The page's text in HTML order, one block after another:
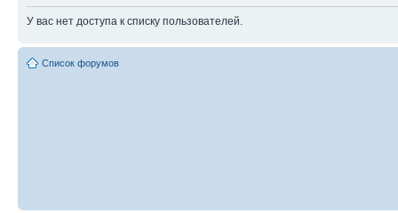
У вас нет доступа к списку пользователей.
Список форумов